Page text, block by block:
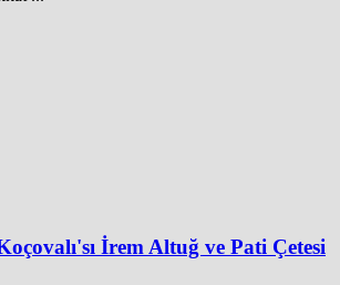
İrem Altuğ ve Pati Çetesi